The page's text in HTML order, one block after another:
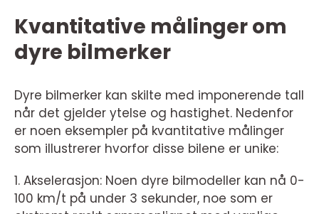
Kvantitative målinger om
dyre bilmerker
Dyre bilmerker kan skilte med imponerende tall
når det gjelder ytelse og hastighet. Nedenfor
er noen eksempler på kvantitative målinger
som illustrerer hvorfor disse bilene er unike:
1. Akselerasjon: Noen dyre bilmodeller kan nå 0-
100 km/t på under 3 sekunder, noe som er